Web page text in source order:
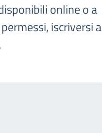
online o a
iscriversi a